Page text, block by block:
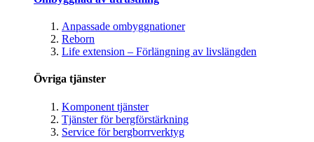
Anpassade ombyggnationer
Reborn
Life extension – Förlängning av livslängden
Övriga tjänster
Komponent tjänster
Tjänster för bergförstärkning
Service för bergborrverktyg